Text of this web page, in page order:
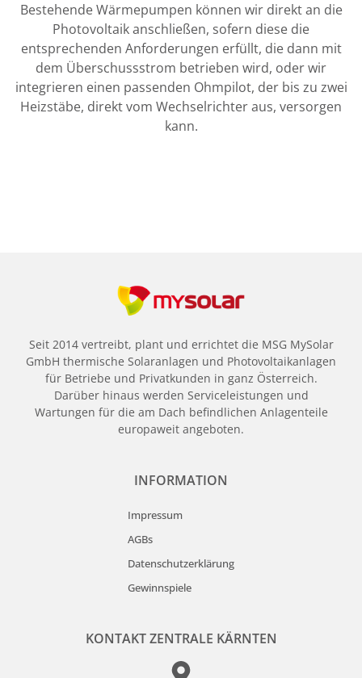
Bestehende Wärmepumpen können wir direkt an die
Photovoltaik anschließen, sofern diese die
entsprechenden Anforderungen erfüllt, die dann mit
dem Überschussstrom betrieben wird, oder wir
integrieren einen passenden Ohmpilot, der bis zu zwei
Heizstäbe, direkt vom Wechselrichter aus, versorgen
kann.
Seit 2014 vertreibt, plant und errichtet die MSG MySolar
GmbH thermische Solaranlagen und Photovoltaikanlagen
für Betriebe und Privatkunden in ganz Österreich.
Darüber hinaus werden Serviceleistungen und
Wartungen für die am Dach befindlichen Anlagenteile
europaweit angeboten.
INFORMATION
Impressum
AGBs
Datenschutzerklärung
Gewinnspiele
KONTAKT ZENTRALE KÄRNTEN